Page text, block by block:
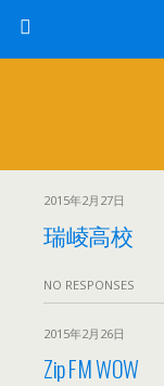
2015年2月27日
瑞崚高校
NO RESPONSES
2015年2月26日
Zip FM WOW